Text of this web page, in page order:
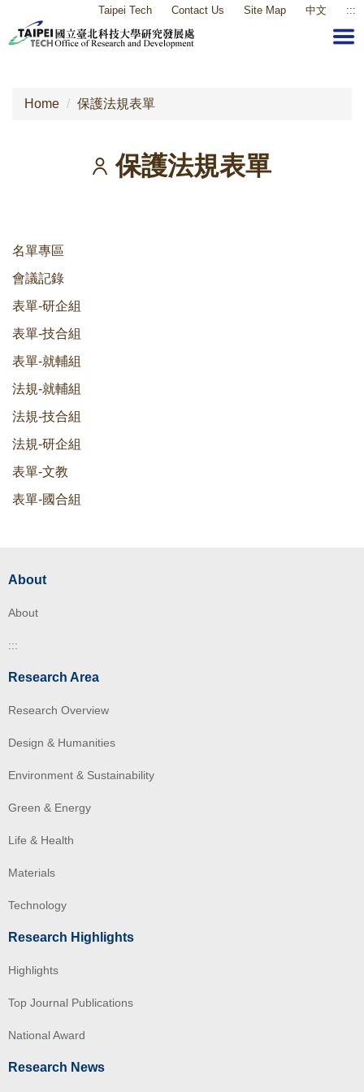
block
Taipei Tech Contact Us Site Map 中文 :::
Home 保護法規表單
保護法規表單
名單專區
會議記錄
表單-研企組
表單-技合組
表單-就輔組
法規-就輔組
法規-技合組
法規-研企組
表單-文教
表單-國合組
About
About
:::
Research Area
Research Overview
Design & Humanities
Environment & Sustainability
Green & Energy
Life & Health
Materials
Technology
Research Highlights
Highlights
Top Journal Publications
National Award
Research News